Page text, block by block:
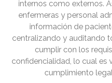
internos como externos.
enfermeras y personal
información de
centralizando y auditando
cumplir con los
confidencialidad, lo cual es
cumplimiento